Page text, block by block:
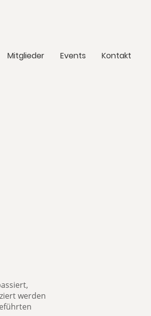
Mitglieder Events Kontakt
werden